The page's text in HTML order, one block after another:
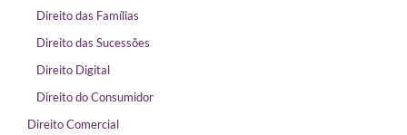
Direito das Famílias
Direito das Sucessões
Direito Digital
Direito do Consumidor
Direito Comercial